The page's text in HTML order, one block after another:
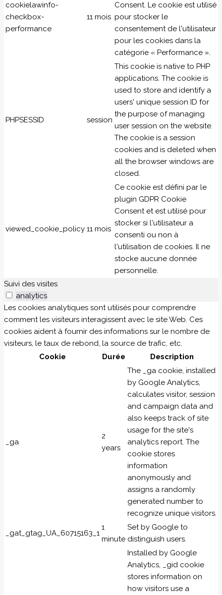
cookielawinfo-
checkbox-
performance
11 mois
Consent. Le cookie est utilisé
pour stocker le
consentement de l'utilisateur
pour les cookies dans la
catégorie « Performance ».
PHPSESSID session
This cookie is native to PHP
applications. The cookie is
used to store and identify a
users' unique session ID for
the purpose of managing
user session on the website.
The cookie is a session
cookies and is deleted when
all the browser windows are
closed.
viewed_cookie_policy 11 mois
Ce cookie est défini par le
plugin GDPR Cookie
Consent et est utilisé pour
stocker si l'utilisateur a
consenti ou non à
l'utilisation de cookies. Il ne
stocke aucune donnée
personnelle.
Suivi des visites
analytics
Les cookies analytiques sont utilisés pour comprendre
comment les visiteurs interagissent avec le site Web. Ces
cookies aident à fournir des informations sur le nombre de
visiteurs, le taux de rebond, la source de trafic, etc.
Cookie
Durée Description
_ga
2
years
The _ga cookie, installed
by Google Analytics,
calculates visitor, session
and campaign data and
also keeps track of site
usage for the site's
analytics report. The
cookie stores
information
anonymously and
assigns a randomly
generated number to
recognize unique visitors.
_gat_gtag_UA_60715163_1
1
minute
Set by Google to
distinguish users.
Installed by Google
Analytics, _gid cookie
stores information on
how visitors use a